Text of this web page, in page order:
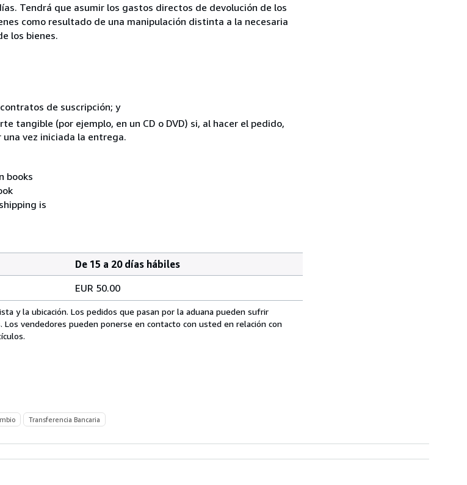
Tendrá que asumir los gastos directos de devolución de los
como resultado de una manipulación distinta a la necesaria
los bienes.
de suscripción; y
tangible (por ejemplo, en un CD o DVD) si, al hacer el pedido,
vez iniciada la entrega.
books
is
De 15 a 20 días hábiles
EUR 50.00
y la ubicación. Los pedidos que pasan por la aduana pueden sufrir
vendedores pueden ponerse en contacto con usted en relación con
Transferencia Bancaria